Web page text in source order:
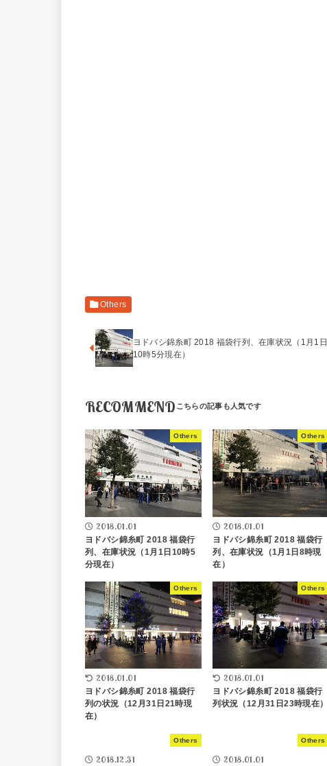
Others
ヨドバシ錦糸町 2018 福袋行列、在庫状況（1月1日
10時5分現在）
RECOMMEND
Others
2018.01.01
ヨドバシ錦糸町 2018 福袋行
列、在庫状況（1月1日10時5
分現在）
Others
2018.01.01
ヨドバシ錦糸町 2018 福袋行
列、在庫状況（1月1日8時現
在）
Others
2018.01.01
ヨドバシ錦糸町 2018 福袋行
列の状況（12月31日21時現
在）
Others
2018.01.01
ヨドバシ錦糸町 2018 福袋行
列状況（12月31日23時現在）
Others
2018.12.31
Others
2018.01.01